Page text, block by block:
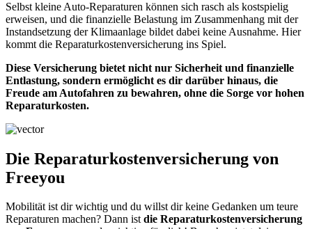
Selbst kleine Auto-Reparaturen können sich rasch als kostspielig
erweisen, und die finanzielle Belastung im Zusammenhang mit der
Instandsetzung der Klimaanlage bildet dabei keine Ausnahme. Hier
kommt die Reparaturkostenversicherung ins Spiel.
Diese Versicherung bietet nicht nur Sicherheit und finanzielle
Entlastung, sondern ermöglicht es dir darüber hinaus, die
Freude am Autofahren zu bewahren, ohne die Sorge vor hohen
Reparaturkosten.
Die Reparaturkostenversicherung von
Freeyou
Mobilität ist dir wichtig und du willst dir keine Gedanken um teure
Reparaturen machen? Dann istdie Reparaturkostenversicherung